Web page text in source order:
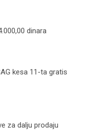
dinara
kesa 11-ta gratis
za dalju prodaju